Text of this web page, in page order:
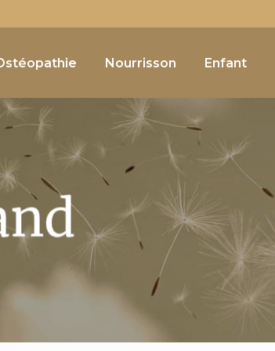
Nourrisson Enfant